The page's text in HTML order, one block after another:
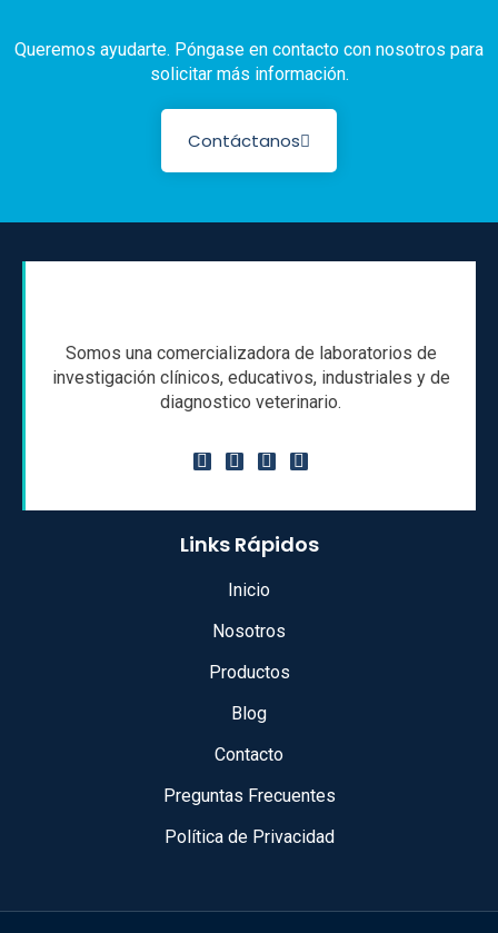
Queremos ayudarte. Póngase en contacto con nosotros para
solicitar más información.
Contáctanos
Somos una comercializadora de laboratorios de
investigación clínicos, educativos, industriales y de
diagnostico veterinario.
Links Rápidos
Inicio
Nosotros
Productos
Blog
Contacto
Preguntas Frecuentes
Política de Privacidad